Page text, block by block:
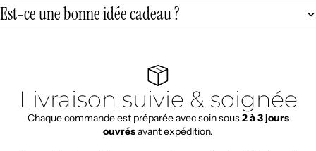
Est-ce une bonne idée cadeau ?
Livraison suivie & soignée
Chaque commande est préparée avec soin sous2 à 3 jours
ouvrésavant expédition.